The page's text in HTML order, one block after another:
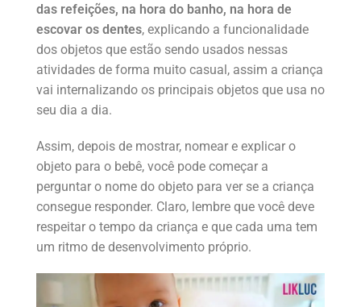
das refeições, na hora do banho, na hora de
escovar os dentes, explicando a funcionalidade
dos objetos que estão sendo usados nessas
atividades de forma muito casual, assim a criança
vai internalizando os principais objetos que usa no
seu dia a dia.
Assim, depois de mostrar, nomear e explicar o
objeto para o bebê, você pode começar a
perguntar o nome do objeto para ver se a criança
consegue responder. Claro, lembre que você deve
respeitar o tempo da criança e que cada uma tem
um ritmo de desenvolvimento próprio.